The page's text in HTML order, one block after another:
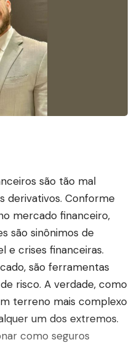
são tão mal
derivativos. Conforme
mercado financeiro,
são sinônimos de
e crises financeiras.
são ferramentas
risco. A verdade, como
terreno mais complexo
um dos extremos.
como seguros